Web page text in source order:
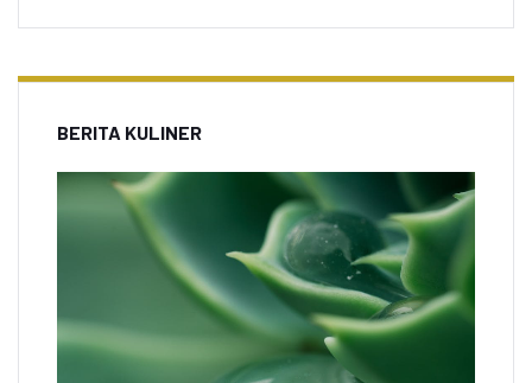
BERITA KULINER